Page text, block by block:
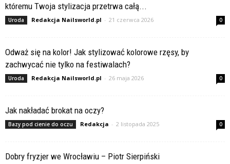
któremu Twoja stylizacja przetrwa całą...
Uroda Redakcja Nailsworld.pl - 21 czerwca 2026 0
Odważ się na kolor! Jak stylizować kolorowe rzęsy, by
zachwycać nie tylko na festiwalach?
Uroda Redakcja Nailsworld.pl - 26 maja 2026 0
Jak nakładać brokat na oczy?
Bazy pod cienie do oczu Redakcja - 2 listopada 2025 0
Dobry fryzjer we Wrocławiu – Piotr Sierpiński